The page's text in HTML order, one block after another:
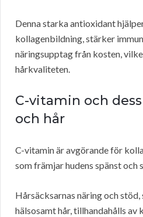
Denna starka antioxidant
kollagenbildning, stärker
näringsupptag från kosten,
hårkvaliteten.
C-vitamin och
och hår
C-vitamin är avgörande för
som främjar hudens spänst och
Hårsäcksarnas näring och
hälsosamt hår, tillhandahålls av